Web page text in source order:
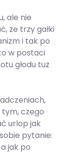
ale nie
że trzy gałki
i tak po
w postaci
głodu tuż
czego
urlop jak
pytanie:
jak po